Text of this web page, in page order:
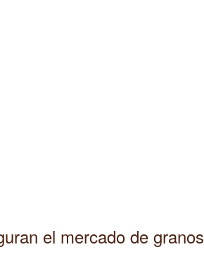
el mercado de granos